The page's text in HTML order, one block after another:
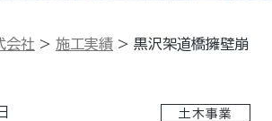
会社 > 施工実績 > 黒沢架道橋擁壁崩
土木事業